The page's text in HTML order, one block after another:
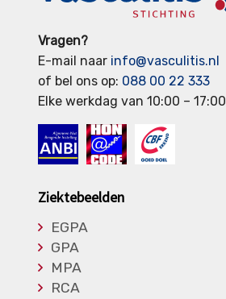
Vragen?
E-mail naar info@vasculitis.nl
of bel ons op: 088 00 22 333
Elke werkdag van 10:00 – 17:00
Ziektebeelden
EGPA
GPA
MPA
RCA